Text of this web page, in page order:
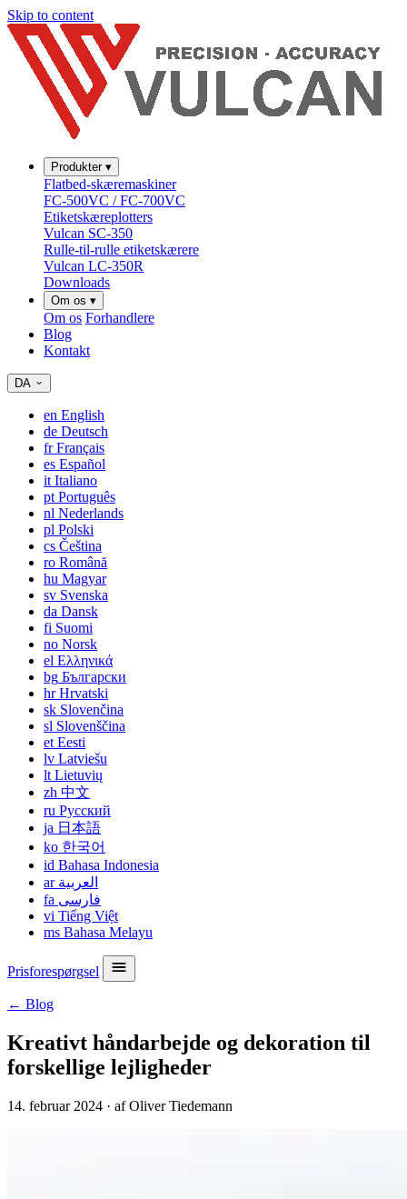
Skip to content
Produkter ▾
Flatbed-skæremaskiner
FC-500VC / FC-700VC
Etiketskæreplotters
Vulcan SC-350
Rulle-til-rulle etiketskærere
Vulcan LC-350R
Downloads
Om os ▾
Om os Forhandlere
Blog
Kontakt
DA
en English
de Deutsch
frFrançais
es Español
it Italiano
pt Português
nl Nederlands
pl Polski
cs Čeština
ro Română
hu Magyar
sv Svenska
da Dansk
fi Suomi
no Norsk
el Ελληνικά
bg Български
hrHrvatski
sk Slovenčina
sl Slovenščina
et Eesti
lv Latviešu
lt Lietuvių
zh 中文
ru Русский
ja 日本語
ko 한국어
id Bahasa Indonesia
ar العربية
fa فارسی
vi Tiếng Việt
ms Bahasa Melayu
Prisforespørgsel
← Blog
Kreativt håndarbejde og dekoration til
forskellige lejligheder
14. februar 2024 · af Oliver Tiedemann